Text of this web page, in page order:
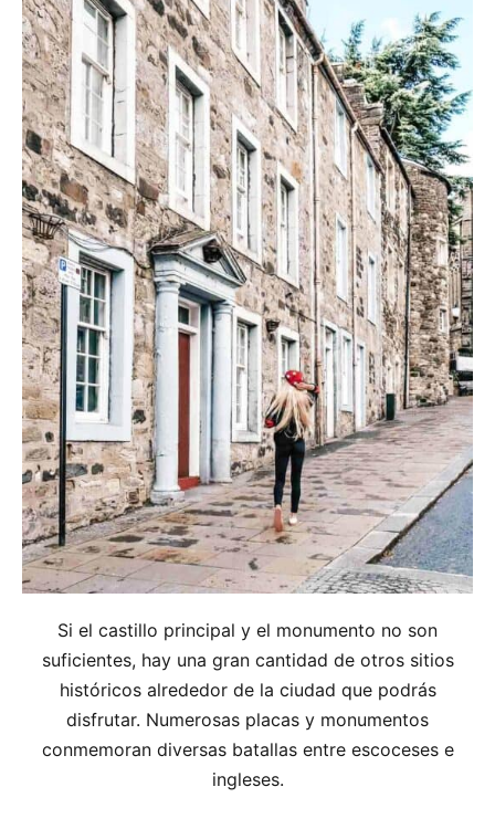
Si el castillo principal y el monumento no son
suficientes, hay una gran cantidad de otros sitios
históricos alrededor de la ciudad que podrás
disfrutar. Numerosas placas y monumentos
conmemoran diversas batallas entre escoceses e
ingleses.